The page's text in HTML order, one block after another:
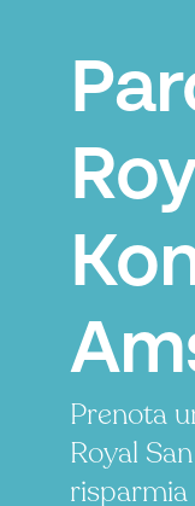
Prenota
Royal
risparmia